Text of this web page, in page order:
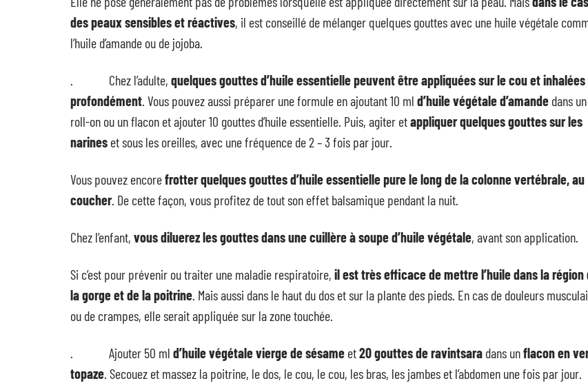
des peaux sensibles et réactives, il est conseillé de mélanger quelques gouttes avec une huile végétale
l’huile d’amande ou de jojoba.
. Chez l’adulte, quelques gouttes d’huile essentielle peuvent être appliquées sur le cou et inhalées
profondément. Vous pouvez aussi préparer une formule en ajoutant 10 ml d’huile végétale d’amande dans un
roll-on ou un flacon et ajouter 10 gouttes d’huile essentielle. Puis, agiter etappliquer quelques gouttes sur les
narines et sous les oreilles, avec une fréquence de 2 – 3 fois par jour.
Vous pouvez encorefrotter quelques gouttes d’huile essentielle pure le long de la colonne vertébrale, au
coucher. De cette façon, vous profitez de tout son effet balsamique pendant la nuit.
Chez l’enfant, vous diluerez les gouttes dans une cuillère à soupe d’huile végétale, avant son application.
Si c’est pour prévenir ou traiter une maladie respiratoire, il est très efficace de mettre l’huile dans la région
la gorge et de la poitrine. Mais aussi dans le haut du dos et sur la plante des pieds. En cas de douleurs
ou de crampes, elle serait appliquée sur la zone touchée.
. Ajouter 50 ml d’huile végétale vierge de sésame et20 gouttes de ravintsara dans unflacon en
topaze. Secouez et massez la poitrine, le dos, le cou, le cou, les bras, les jambes et l’abdomen une fois par jour.